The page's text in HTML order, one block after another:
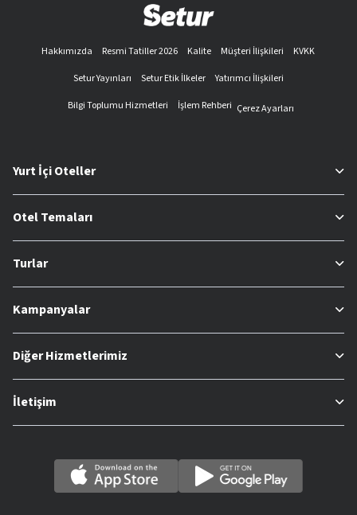
Hakkımızda Resmi Tatiller 2026 Kalite Müşteri İlişkileri
KVKK
Setur Yayınları
Setur Etik İlkeler
Yatırımcı İlişkileri
Bilgi Toplumu Hizmetleri
İşlem Rehberi Çerez Ayarları
Yurt İçi Oteller
Otel Temaları
Turlar
Kampanyalar
Diğer Hizmetlerimiz
İletişim